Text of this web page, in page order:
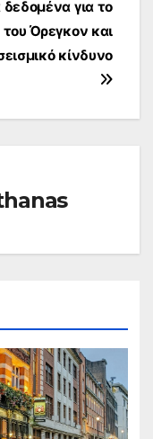
δεδομένα για το
Όρεγκον και
κίνδυνο